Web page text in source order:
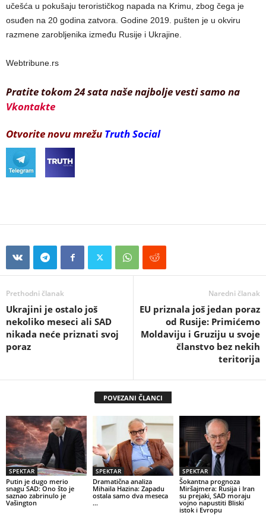
učešća u pokušaju terorističkog napada na Krimu, zbog čega je
osuđen na 20 godina zatvora. Godine 2019. pušten je u okviru
razmene zarobljenika između Rusije i Ukrajine.
Webtribune.rs
Pratite tokom 24 sata naše najbolje vesti samo na
Vkontakte
Otvorite novu mrežu Truth Social
Prethodni članak
Ukrajini je ostalo još
nekoliko meseci ali SAD
nikada neće priznati svoj
poraz
Naredni članak
EU priznala još jedan poraz
od Rusije: Primićemo
Moldaviju i Gruziju u svoje
članstvo bez nekih
teritorija
POVEZANI ČLANCI
SPEKTAR
Putin je dugo merio
snagu SAD: Ono što je
saznao zabrinulo je
Vašington
SPEKTAR
Dramatična analiza
Mihaila Hazina: Zapadu
ostala samo dva meseca
…
SPEKTAR
Šokantna prognoza
Miršajmera: Rusija i Iran
su prejaki, SAD moraju
vojno napustiti Bliski
istok i Evropu